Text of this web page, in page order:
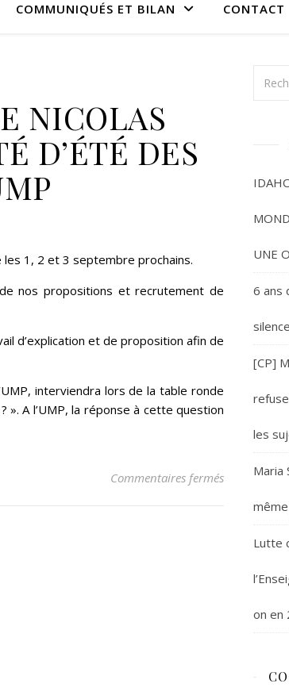
COMMUNIQUÉS ET BILAN CONTACT
NICOLAS
D’ÉTÉ DES
les 1, 2 et 3 septembre prochains.
nos propositions et recrutement de
d’explication et de proposition afin de
interviendra lors de la table ronde
A l’UMP, la réponse à cette question
Commentaires ferméssur GAYLIB,
UNE
6 ans
[CP]
les
Maria
Lutte
on en